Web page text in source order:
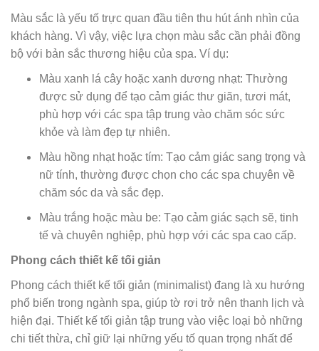
Màu sắc là yếu tố trực quan đầu tiên thu hút ánh nhìn của
khách hàng. Vì vậy, việc lựa chọn màu sắc cần phải đồng
bộ với bản sắc thương hiệu của spa. Ví dụ:
Màu xanh lá cây hoặc xanh dương nhạt: Thường
được sử dụng để tạo cảm giác thư giãn, tươi mát,
phù hợp với các spa tập trung vào chăm sóc sức
khỏe và làm đẹp tự nhiên.
Màu hồng nhạt hoặc tím: Tạo cảm giác sang trọng và
nữ tính, thường được chọn cho các spa chuyên về
chăm sóc da và sắc đẹp.
Màu trắng hoặc màu be: Tạo cảm giác sạch sẽ, tinh
tế và chuyên nghiệp, phù hợp với các spa cao cấp.
Phong cách thiết kế tối giản
Phong cách thiết kế tối giản (minimalist) đang là xu hướng
phổ biến trong ngành spa, giúp tờ rơi trở nên thanh lịch và
hiện đại. Thiết kế tối giản tập trung vào việc loại bỏ những
chi tiết thừa, chỉ giữ lại những yếu tố quan trọng nhất để